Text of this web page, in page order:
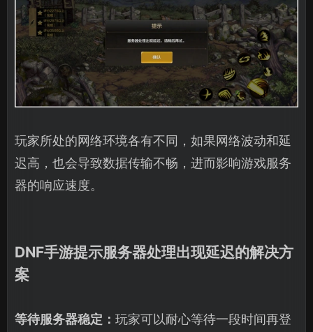
玩家所处的网络环境各有不同，如果网络波动和延
迟高，也会导致数据传输不畅，进而影响游戏服务
器的响应速度。
DNF手游提示服务器处理出现延迟的解决方
案
等待服务器稳定： 玩家可以耐心等待一段时间再登